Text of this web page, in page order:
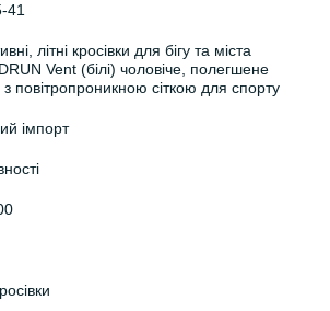
41
літні кросівки для бігу та міста
Vent (білі) чоловіче, полегшене
з повітропроникною сіткою для спорту
імпорт